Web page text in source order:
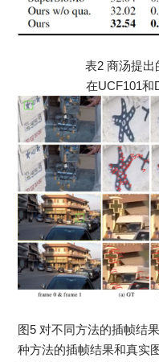
表2 商汤提出
在UCF101和
图5 对不同方法的插帧结
种方法的插帧结果和真实